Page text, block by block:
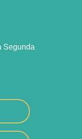
Segunda